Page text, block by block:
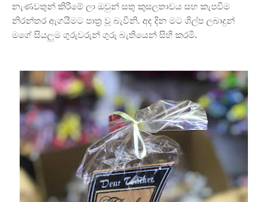
නැණවතුන් කිරීමේ ලා ඔවුන් සතු කුසලතාවය සහ කැපවීම
නිරන්තර ඇගයීමට පාත් ර වූ බැවිනි. අද දින මට ශිල්ප ලබාදුන්
මගේ සියලුම ගුරුවරුන් ගුරු බැතියෙන් සිහි කරමි.